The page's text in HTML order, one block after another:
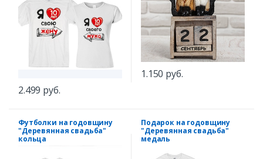
2.499 руб.
1.150 руб.
Футболки на годовщину
"Деревянная свадьба"
кольца
Подарок на годовщину
"Деревянная свадьба"
медаль